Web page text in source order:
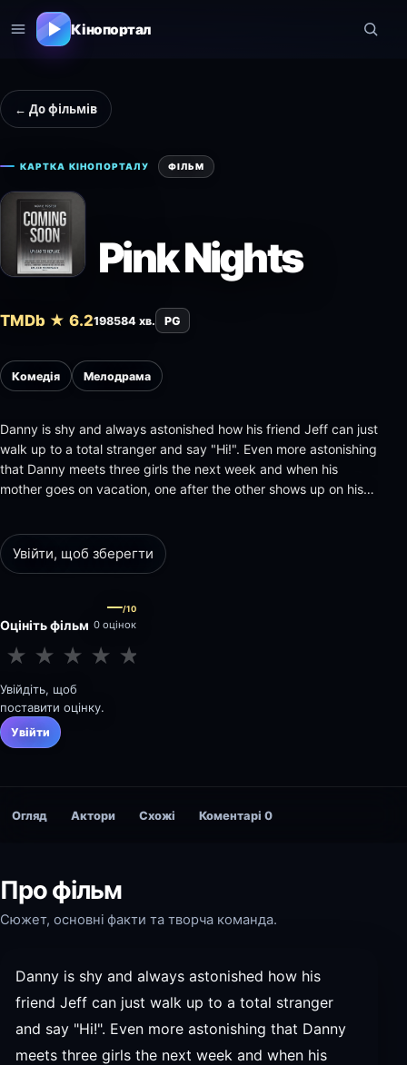
Кінопортал
← До фільмів
КАРТКА КІНОПОРТАЛУ ФІЛЬМ
Pink Nights
TMDb ★ 6.2198584 хв. PG
Комедія Мелодрама
Danny is shy and always astonished how his friend Jeff can just
walk up to a total stranger and say "Hi!". Even more astonishing
that Danny meets three girls the next week and when his
mother goes on vacation, one after the other shows up on his
Увійти, щоб зберегти
Оцініть фільм
—/10
0 оцінок
★ ★ ★ ★ ★
Увійдіть, щоб
поставити оцінку.
Увійти
Огляд Актори Схожі Коментарі 0
Про фільм
Сюжет, основні факти та творча команда.
Danny is shy and always astonished how his
friend Jeff can just walk up to a total stranger
and say "Hi!". Even more astonishing that Danny
meets three girls the next week and when his